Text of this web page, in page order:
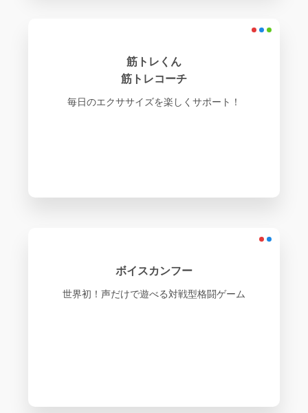
筋トレくん
筋トレコーチ
毎日のエクササイズを楽しくサポート！
ボイスカンフー
世界初！声だけで遊べる対戦型格闘ゲーム